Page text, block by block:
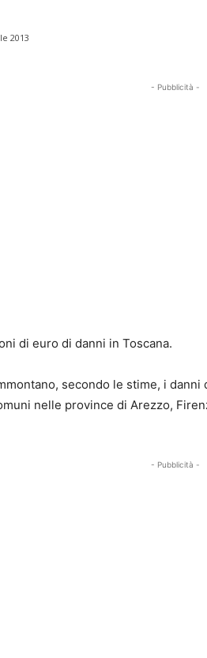
2013
- Pubblicità -
di euro di danni in Toscana.
secondo le stime, i
nelle province di Arezzo,
- Pubblicità -